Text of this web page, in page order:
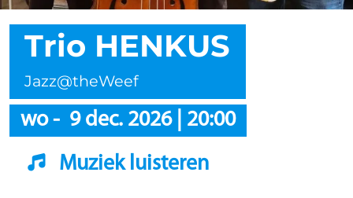
Trio HENKUS
Jazz@theWeef
wo- 9 dec. 2026| 20:00
Muziek luisteren